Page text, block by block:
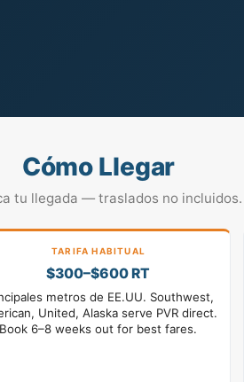
Cómo Llegar
tu llegada — traslados no incluidos.
TARIFA HABITUAL
$300–$600 RT
metros de EE.UU. Southwest,
United, Alaska serve PVR direct.
Book 6–8 weeks out for best fares.